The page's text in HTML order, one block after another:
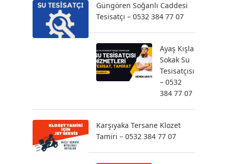
Güngören Soğanlı Caddesi
Tesisatçı – 0532 384 77 07
Ayaş Kışla
Sokak Su
Tesisatçısı
– 0532
384 77 07
Karşıyaka Tersane Klozet
Tamiri – 0532 384 77 07